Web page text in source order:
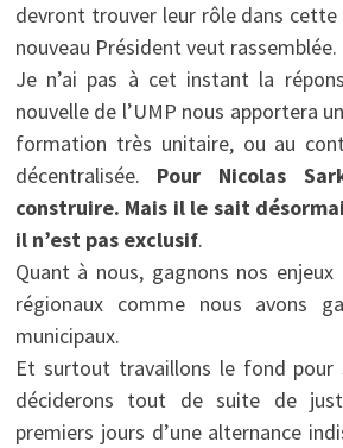
devront trouver leur rôle dans
nouveau Président veut rassemblée.
Je n’ai pas à cet instant la
nouvelle de l’UMP nous apportera
formation très unitaire, ou au
décentralisée. Pour Nicolas
construire. Mais il le sait
il n’est pas exclusif.
Quant à nous, gagnons nos
régionaux comme nous avons
municipaux.
Et surtout travaillons le fond pour
déciderons tout de suite de
premiers jours d’une alternance